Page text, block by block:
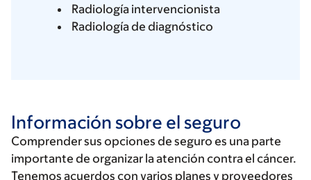
Radiología intervencionista
Radiología de diagnóstico
Información sobre el seguro
Comprender sus opciones de seguro es una parte
importante de organizar la atención contra el cáncer.
Tenemos acuerdos con varios planes y proveedores